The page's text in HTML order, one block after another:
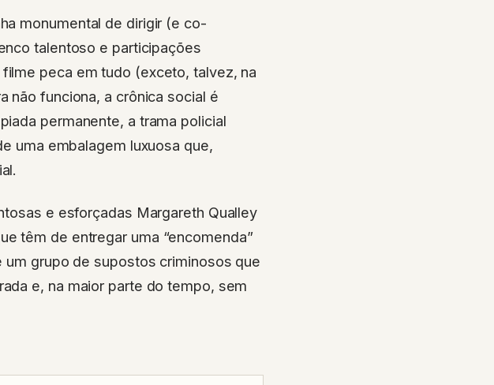
talentoso e participações
peca em tudo (exceto, talvez, na
não funciona, a crônica social é
permanente, a trama policial
uma embalagem luxuosa que,
têm de entregar uma “encomenda”
grupo de supostos criminosos que
e, na maior parte do tempo, sem